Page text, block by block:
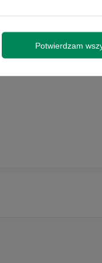
Potwierdzam